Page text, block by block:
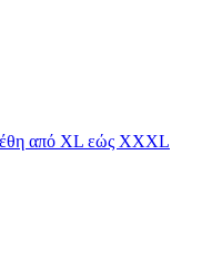
από XL εώς XXXL